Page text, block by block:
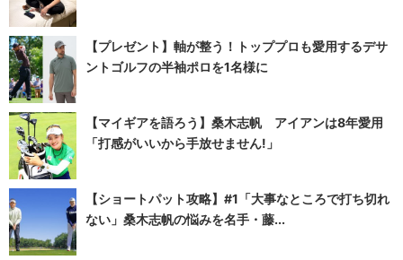
【プレゼント】軸が整う！トッププロも愛用するデサ
ントゴルフの半袖ポロを1名様に
【マイギアを語ろう】桑木志帆 アイアンは8年愛用
「打感がいいから手放せません!」
【ショートパット攻略】#1「大事なところで打ち切れ
ない」桑木志帆の悩みを名手・藤...